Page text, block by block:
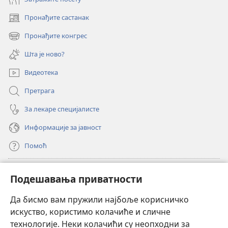
Подешавања приватности
Да бисмо вам пружили најбоље корисничко
искуство, користимо колачиће и сличне
технологије. Неки колачићи су неопходни за
Пронађите састанак
(отвара
нови
прозор)
Пронађите конгрес
(отвара
нови
прозор)
Шта је ново?
Видеотека
Претрага
За лекаре специјалисте
Информације за јавност
Помоћ
(отвара
нови
прозор)ОНЛАЈН БИБЛИОТЕКА Watchtower
(отвара
нови
прозор)JW Hub®